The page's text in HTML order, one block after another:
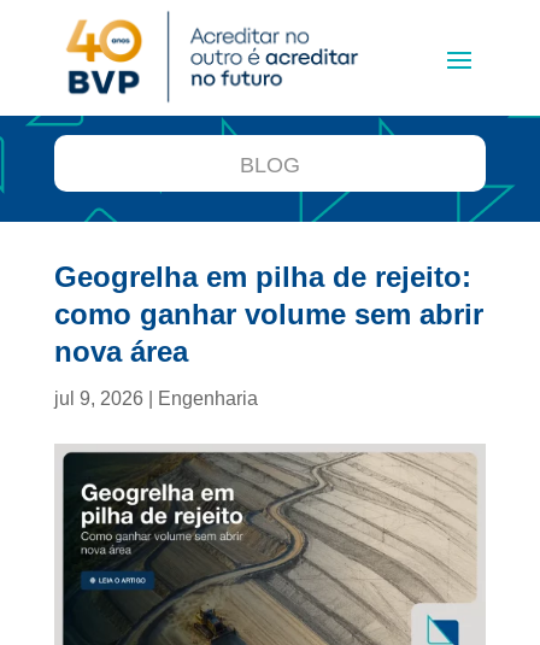
BLOG
Geogrelha em pilha de rejeito:
como ganhar volume sem abrir
nova área
jul 9, 2026 Engenharia